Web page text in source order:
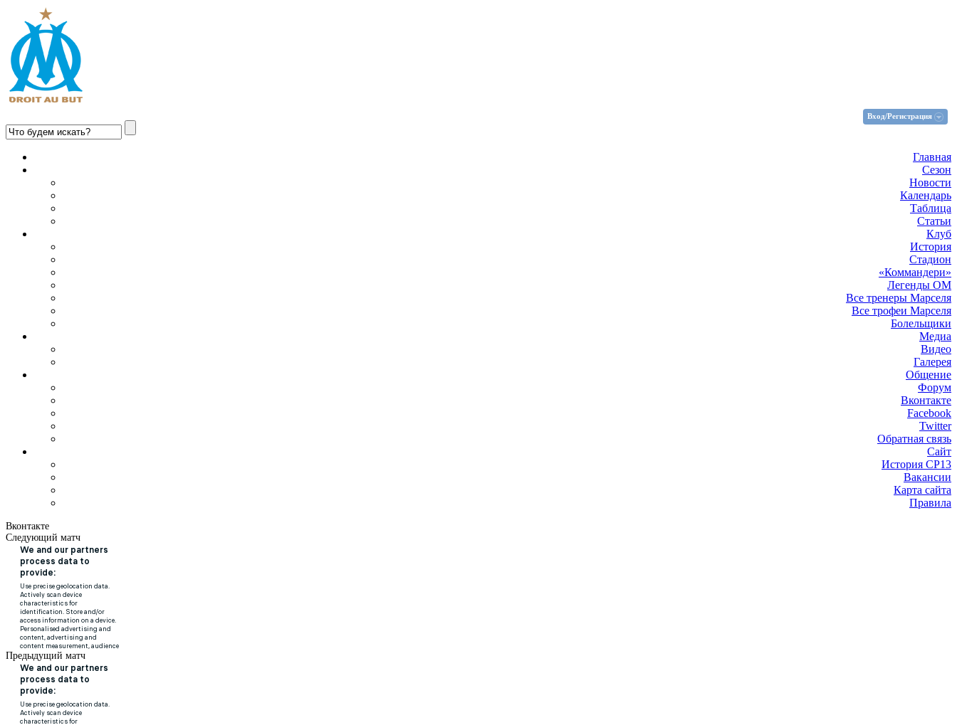
Вход/Регистрация
Главная
Сезон
Новости
Календарь
Таблица
Статьи
Клуб
История
Стадион
«Коммандери»
Легенды ОМ
Все тренеры Марселя
Все трофеи Марселя
Болельщики
Медиа
Видео
Галерея
Общение
Форум
Вконтакте
Facebook
Twitter
Обратная связь
Сайт
История СР13
Вакансии
Карта сайта
Правила
Вконтакте
Следующий матч
Предыдущий матч